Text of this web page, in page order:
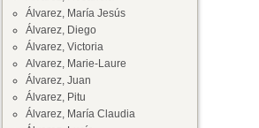
Álvarez, María Jesús
Álvarez, Diego
Álvarez, Victoria
Alvarez, Marie-Laure
Álvarez, Juan
Álvarez, Pitu
Álvarez, María Claudia